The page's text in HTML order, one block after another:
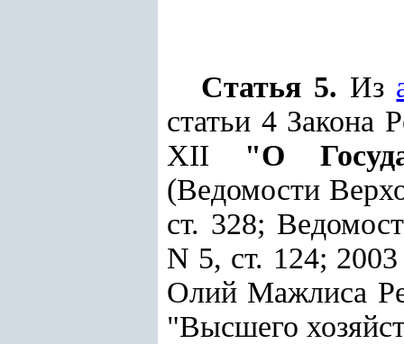
Статья 5. Из
статьи 4 Закона
XII "О
(Ведомости
ст. 328;
N 5, ст. 124;
Олий Мажлиса
"Высшего